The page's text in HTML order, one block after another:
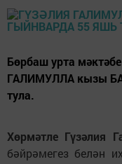
Бөрбаш урта
ГАЛИМУЛЛА кызы
тула.
Хөрмәтле Гүзәлия
бәйрәмегез белән